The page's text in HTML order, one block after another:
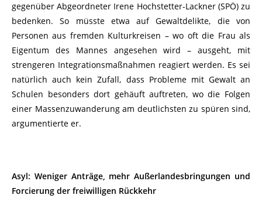
gegenüber Abgeordneter Irene Hochstetter-Lackner (SPÖ) zu
bedenken. So müsste etwa auf Gewaltdelikte, die von
Personen aus fremden Kulturkreisen – wo oft die Frau als
Eigentum des Mannes angesehen wird – ausgeht, mit
strengeren Integrationsmaßnahmen reagiert werden. Es sei
natürlich auch kein Zufall, dass Probleme mit Gewalt an
Schulen besonders dort gehäuft auftreten, wo die Folgen
einer Massenzuwanderung am deutlichsten zu spüren sind,
argumentierte er.
Asyl: Weniger Anträge, mehr Außerlandesbringungen und
Forcierung der freiwilligen Rückkehr